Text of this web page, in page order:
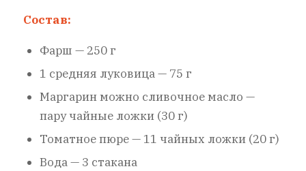
Состав:
Фарш — 250 г
1 средняя луковица — 75 г
Маргарин можно сливочное масло —
пару чайные ложки (30 г)
Томатное пюре — 11 чайных ложки (20 г)
Вода — 3 стакана